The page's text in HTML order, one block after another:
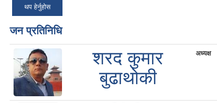
थप हेर्नुहोस
जन प्रतिनिधि
शरद कुमार
बुढाथोकी
अध्यक्ष